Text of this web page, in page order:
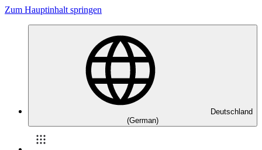
Zum Hauptinhalt springen
Deutschland
(German)